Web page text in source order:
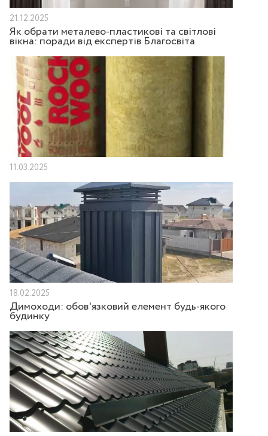
21.12.2025
Як обрати металево-пластикові та світлові
вікна: поради від експертів Благосвіта
11.03.2025
18.02.2025
Димоходи: обов'язковий елемент будь-якого
будинку